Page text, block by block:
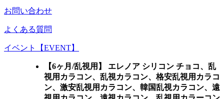
お問い合わせ
よくある質問
イベント【EVENT】
【6ヶ月/乱視用】 エレノア シリコン チョコ、乱
視用カラコン、乱視カラコン、格安乱視用カラコ
ン、激安乱視用カラコン、韓国乱視カラコン、遠